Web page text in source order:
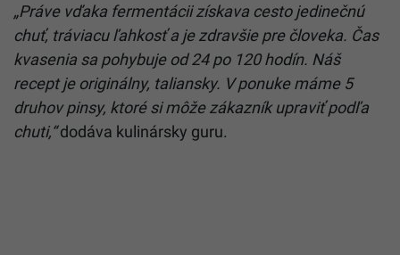
„Práve vďaka fermentácii získava cesto jedinečnú
chuť, tráviacu ľahkosť a je zdravšie pre človeka. Čas
kvasenia sa pohybuje od 24 po 120 hodín. Náš
recept je originálny, taliansky. V ponuke máme 5
druhov pinsy, ktoré si môže zákazník upraviť podľa
chuti,“dodáva kulinársky guru.